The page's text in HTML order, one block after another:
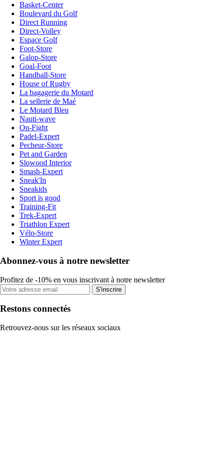
Basket-Center
Boulevard du Golf
Direct Running
Direct-Volley
Espace Golf
Foot-Store
Galop-Store
Goal-Foot
Handball-Store
House of Rugby
La bagagerie du Motard
La sellerie de Maé
Le Motard Bleu
Nauti-wave
On-Fight
Padel-Expert
Pecheur-Store
Pet and Garden
Slowood Interior
Smash-Expert
Sneak'In
Sneakids
Sport is good
Training-Fit
Trek-Expert
Triathlon Expert
Vélo-Store
Winter Expert
Abonnez-vous à notre newsletter
Profitez de -10% en vous inscrivant à notre newsletter
S'inscrire
Restons connectés
Retrouvez-nous sur les réseaux sociaux